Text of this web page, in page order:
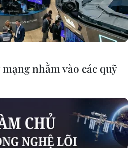
nhằm vào các quỹ